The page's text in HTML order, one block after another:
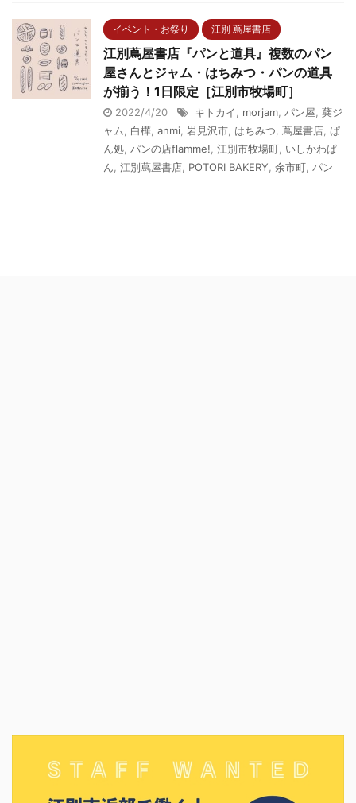
イベント・お祭り 江別 蔦屋書店
江別蔦屋書店『パンと道具』複数のパン
屋さんとジャム・はちみつ・パンの道具
が揃う！1日限定［江別市牧場町］
2022/4/20 キトカイ, morjam, パン屋, 蘖ジ
ャム, 白樺, anmi, 岩見沢市, はちみつ, 蔦屋書店, ぱ
ん処, パンの店flamme!, 江別市牧場町, いしかわぱ
ん, 江別蔦屋書店, POTORI BAKERY, 余市町, パン